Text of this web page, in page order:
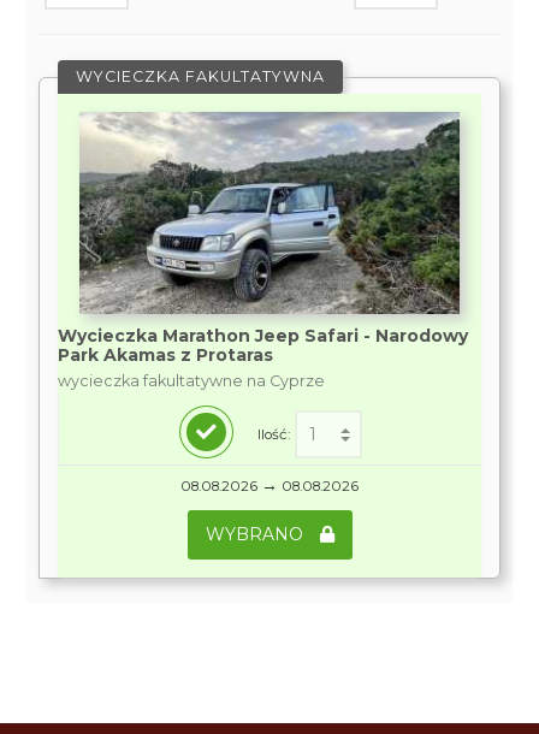
WYCIECZKA FAKULTATYWNA
Wycieczka Marathon Jeep Safari - Narodowy
Park Akamas z Protaras
wycieczka fakultatywne na Cyprze
Ilość:
08.08.2026 → 08.08.2026
WYBRANO